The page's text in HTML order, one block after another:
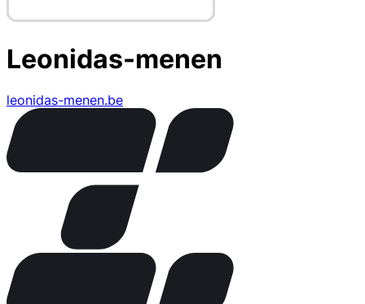
Leonidas-menen
leonidas-menen.be